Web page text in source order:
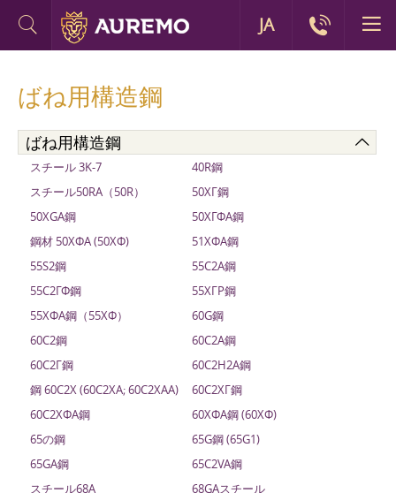
ばね用構造鋼
ばね用構造鋼
スチール 3K-7
40R鋼
スチール50RA（50R）
50ХГ鋼
50XGA鋼
50ХГФА鋼
鋼材 50ХФА (50ХФ)
51ХФА鋼
55S2鋼
55С2А鋼
55С2ГФ鋼
55ХГР鋼
55ХФА鋼（55ХФ）
60G鋼
60С2鋼
60С2А鋼
60С2Г鋼
60С2Н2A鋼
鋼 60С2Х (60С2ХА; 60С2ХАА)
60С2ХГ鋼
60С2ХФА鋼
60ХФА鋼 (60ХФ)
65の鋼
65G鋼 (65G1)
65GA鋼
65C2VA鋼
スチール68A
68GAスチール
JA